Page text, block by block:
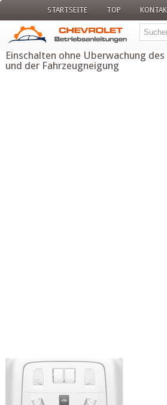
STARTSEITE TOP
Einschalten ohne Überwachung
und der Fahrzeugneigung